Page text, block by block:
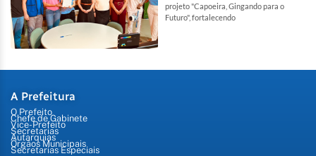
projeto "Capoeira, Gingando para o
Futuro", fortalecendo
A Prefeitura
O Prefeito
Chefe de Gabinete
Vice-Prefeito
Secretarias
Autarquias
Órgãos Municipais
Secretarias Especiais